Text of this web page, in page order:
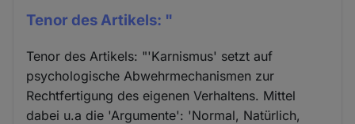
Tenor des Artikels: "
Tenor des Artikels: "'Karnismus' setzt auf
psychologische Abwehrmechanismen zur
Rechtfertigung des eigenen Verhaltens. Mittel
dabei u.a die 'Argumente': 'Normal, Natürlich,